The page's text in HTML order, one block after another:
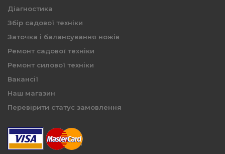
Діагностика
Збір садової техніки
Заточка і балансування ножів
Ремонт садової техніки
Ремонт силової техніки
Вакансії
Наш магазин
Перевірити статус замовлення